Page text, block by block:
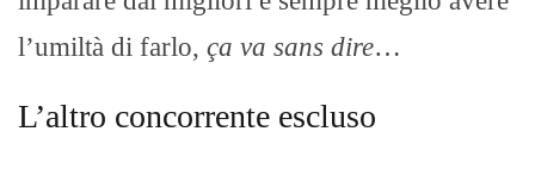
l’umiltà di farlo, ça va sans dire…
L’altro concorrente escluso